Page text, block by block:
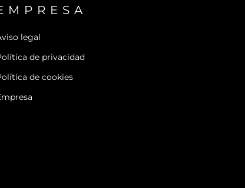
legal
de privacidad
de cookies